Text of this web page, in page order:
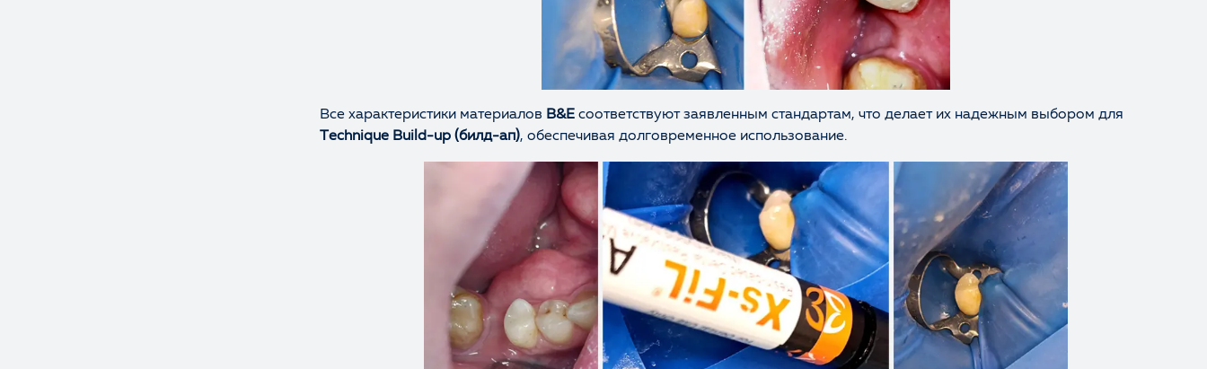
Все характеристики материалов B&E соответствуют заявленным стандартам, что делает их надежным выбором для
Technique Build-up (билд-ап), обеспечивая долговременное использование.